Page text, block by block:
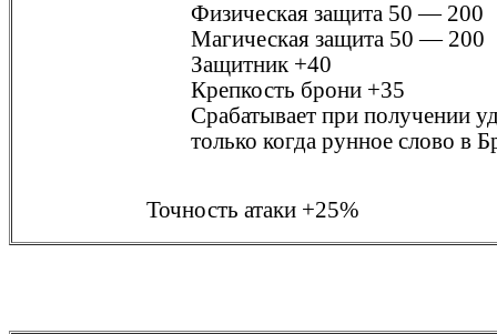
Физическая защита 50 — 200
Магическая защита 50 — 200
Защитник +40
Крепкость брони +35
Срабатывает при получении
только когда рунное слово в
Точность атаки +25%